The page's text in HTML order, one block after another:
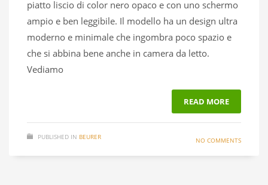
piatto liscio di color nero opaco e con uno schermo
ampio e ben leggibile. Il modello ha un design ultra
moderno e minimale che ingombra poco spazio e
che si abbina bene anche in camera da letto.
Vediamo
READ MORE
PUBLISHED IN BEURER NO COMMENTS